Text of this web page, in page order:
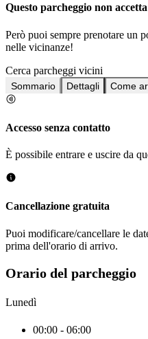
Questo parcheggio non
Però puoi sempre prenotare un
nelle vicinanze!
Cerca parcheggi vicini
Sommario Dettagli Come
Accesso senza contatto
È possibile entrare e uscire da
Cancellazione gratuita
Puoi modificare/cancellare le
prima dell'orario di arrivo.
Orario del parcheggio
Lunedì
00:00 - 06:00